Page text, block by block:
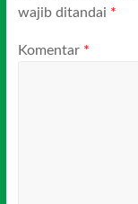
wajib ditandai *
Komentar *